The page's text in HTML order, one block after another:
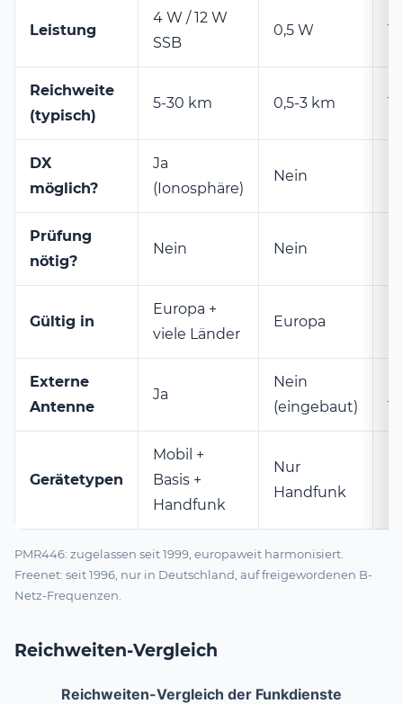
Leistung
4 W / 12 W
SSB
0,5 W 1
Reichweite
(typisch)
5-30 km 0,5-3 km
DX
möglich?
Ja
(Ionosphäre)
Nein
Prüfung
nötig?
Nein Nein
Gültig in
Europa +
viele Länder
Europa
Externe
Antenne
Ja
Nein
(eingebaut)
Gerätetypen
Mobil +
Basis +
Handfunk
Nur
Handfunk
PMR446: zugelassen seit 1999, europaweit harmonisiert.
Freenet: seit 1996, nur in Deutschland, auf freigewordenen B-
Netz-Frequenzen.
Reichweiten-Vergleich